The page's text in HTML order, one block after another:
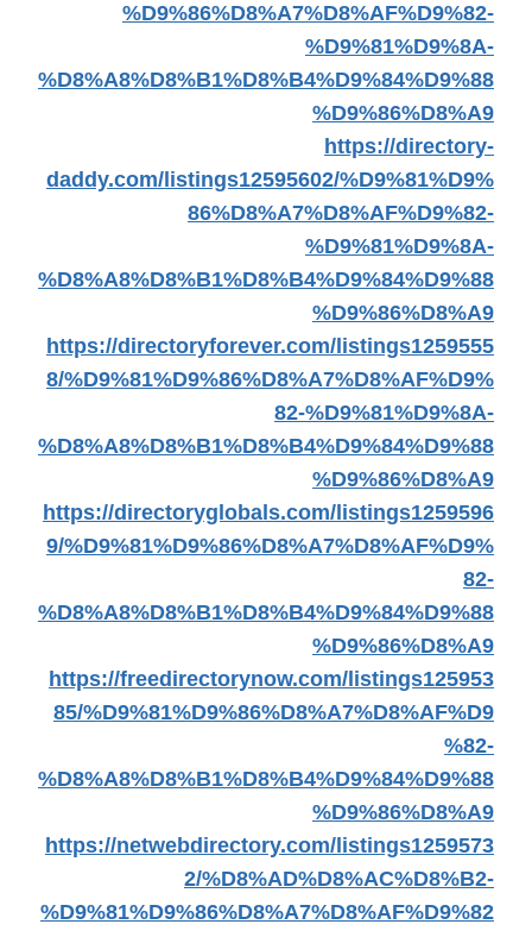
%D9%86%D8%A7%D8%AF%D9%82-
%D9%81%D9%8A-
%D8%A8%D8%B1%D8%B4%D9%84%D9%88
%D9%86%D8%A9
https://directory-
daddy.com/listings12595602/%D9%81%D9%
86%D8%A7%D8%AF%D9%82-
%D9%81%D9%8A-
%D8%A8%D8%B1%D8%B4%D9%84%D9%88
%D9%86%D8%A9
https://directoryforever.com/listings1259555
8/%D9%81%D9%86%D8%A7%D8%AF%D9%
82-%D9%81%D9%8A-
%D8%A8%D8%B1%D8%B4%D9%84%D9%88
%D9%86%D8%A9
https://directoryglobals.com/listings1259596
9/%D9%81%D9%86%D8%A7%D8%AF%D9%
82-
%D8%A8%D8%B1%D8%B4%D9%84%D9%88
%D9%86%D8%A9
https://freedirectorynow.com/listings125953
85/%D9%81%D9%86%D8%A7%D8%AF%D9
%82-
%D8%A8%D8%B1%D8%B4%D9%84%D9%88
%D9%86%D8%A9
https://netwebdirectory.com/listings1259573
2/%D8%AD%D8%AC%D8%B2-
%D9%81%D9%86%D8%A7%D8%AF%D9%82